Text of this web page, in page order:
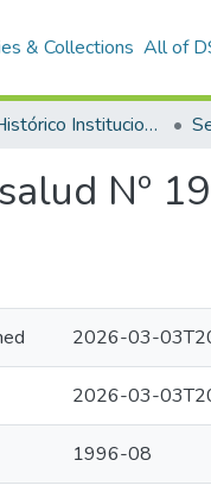
& Collections All of
Archivo Histórico Institucional
Nº 19
2026-03-
2026-03-
1996-08